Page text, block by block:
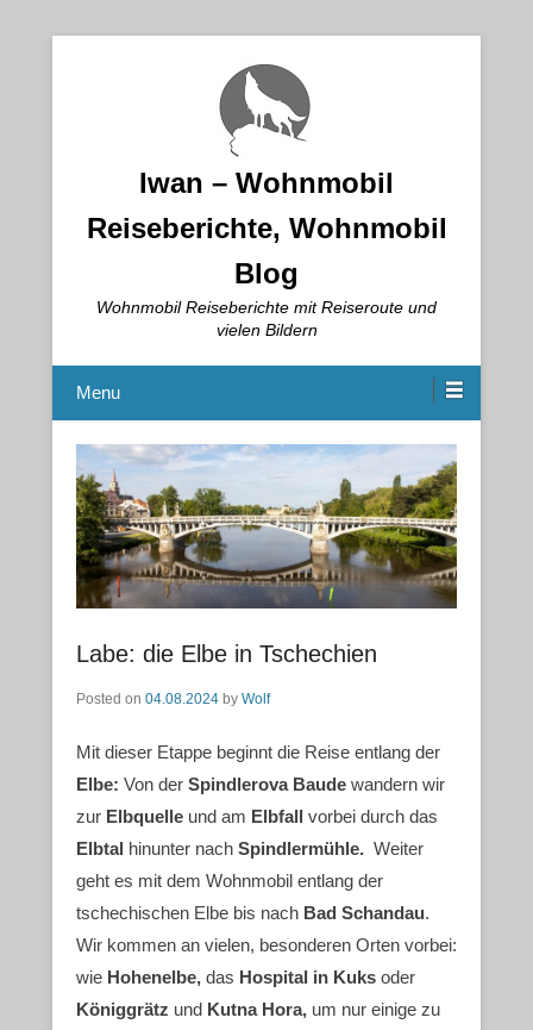
Iwan – Wohnmobil
Reiseberichte, Wohnmobil
Blog
Wohnmobil Reiseberichte mit Reiseroute und
vielen Bildern
Menu
Labe: die Elbe in Tschechien
Posted on 04.08.2024 by Wolf
Mit dieser Etappe beginnt die Reise entlang der
Elbe: Von der Spindlerova Baude wandern wir
zur Elbquelle und am Elbfall vorbei durch das
Elbtal hinunter nach Spindlermühle. Weiter
geht es mit dem Wohnmobil entlang der
tschechischen Elbe bis nach Bad Schandau.
Wir kommen an vielen, besonderen Orten vorbei:
wie Hohenelbe, das Hospital in Kuks oder
Königgrätz und Kutna Hora, um nur einige zu